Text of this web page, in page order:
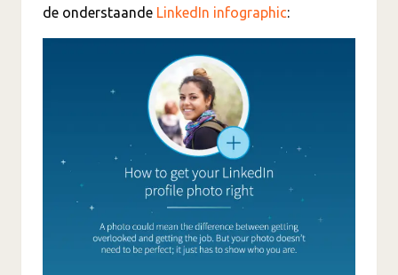
de onderstaande LinkedIn infographic: